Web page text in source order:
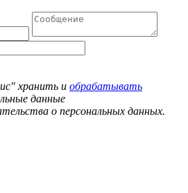
хранить и обрабатывать
данные
о персональных данных.